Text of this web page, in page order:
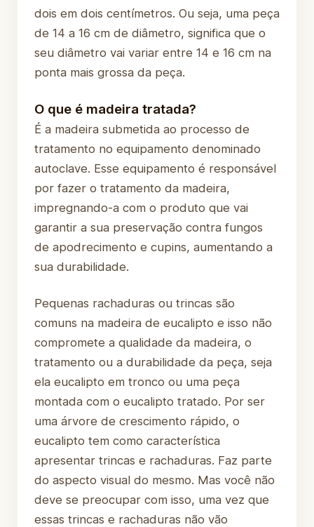
dois em dois centímetros. Ou seja, uma peça
de 14 a 16 cm de diâmetro, significa que o
seu diâmetro vai variar entre 14 e 16 cm na
ponta mais grossa da peça.
O que é madeira tratada?
É a madeira submetida ao processo de
tratamento no equipamento denominado
autoclave. Esse equipamento é responsável
por fazer o tratamento da madeira,
impregnando-a com o produto que vai
garantir a sua preservação contra fungos
de apodrecimento e cupins, aumentando a
sua durabilidade.
Pequenas rachaduras ou trincas são
comuns na madeira de eucalipto e isso não
compromete a qualidade da madeira, o
tratamento ou a durabilidade da peça, seja
ela eucalipto em tronco ou uma peça
montada com o eucalipto tratado. Por ser
uma árvore de crescimento rápido, o
eucalipto tem como característica
apresentar trincas e rachaduras. Faz parte
do aspecto visual do mesmo. Mas você não
deve se preocupar com isso, uma vez que
essas trincas e rachaduras não vão